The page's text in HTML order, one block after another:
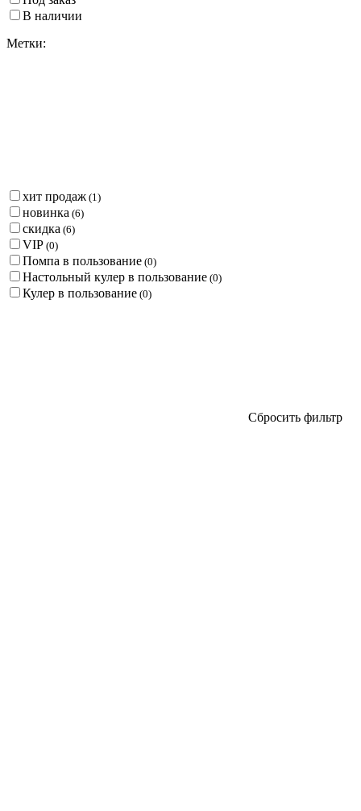
В наличии
Метки:
хит продаж (1 )
новинка (6)
скидка (6)
VIP (0)
Помпа в пользование (0)
Настольный кулер в пользование (0)
Кулер в пользование (0)
Сбросить фильтр